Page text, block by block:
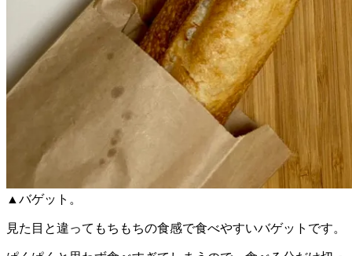
▲バゲット。
見た目と違ってもちもちの食感で食べやすいバゲットです。